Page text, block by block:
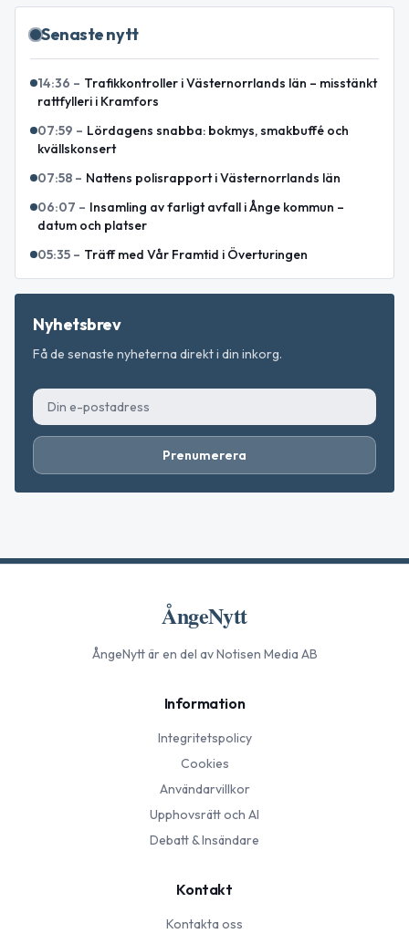
Senaste nytt
14:36 – Trafikkontroller i Västernorrlands län – misstänkt
rattfylleri i Kramfors
07:59 – Lördagens snabba: bokmys, smakbuffé och
kvällskonsert
07:58 – Nattens polisrapport i Västernorrlands län
06:07 – Insamling av farligt avfall i Ånge kommun –
datum och platser
05:35 – Träff med Vår Framtid i Överturingen
Nyhetsbrev
Få de senaste nyheterna direkt i din inkorg.
Prenumerera
ÅngeNytt
ÅngeNyttär en del av Notisen Media AB
Information
Integritetspolicy
Cookies
Användarvillkor
Upphovsrätt och AI
Debatt & Insändare
Kontakt
Kontakta oss